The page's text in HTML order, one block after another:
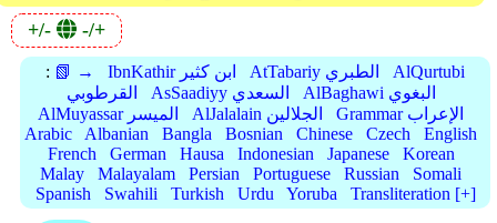
+/- -/+
: 📗 → IbnKathir ابن كثير AtTabariy الطبري
AlQurtubi
القرطوبي
AsSaadiyy السعدي
AlBaghawi البغوي
AlMuyassar الميسر
AlJalalain الجلالين
Grammar الإعراب
Arabic
Albanian Bangla Bosnian Chinese Czech
English
French
German Hausa Indonesian Japanese
Korean
Malay
Malayalam Persian Portuguese Russian
Somali
Spanish
Swahili Turkish Urdu Yoruba Transliteration [+]